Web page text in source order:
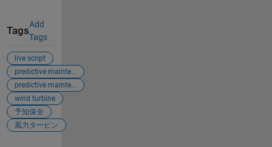
Tags
Add
Tags
live script
predictive mainte...
predictive mainte...
wind turbine
予知保全
風力タービン